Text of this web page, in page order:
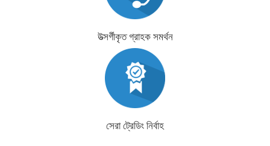
উত্সর্গীকৃত গ্রাহক সমর্থন
সেরা ট্রেডিং নির্বাহ